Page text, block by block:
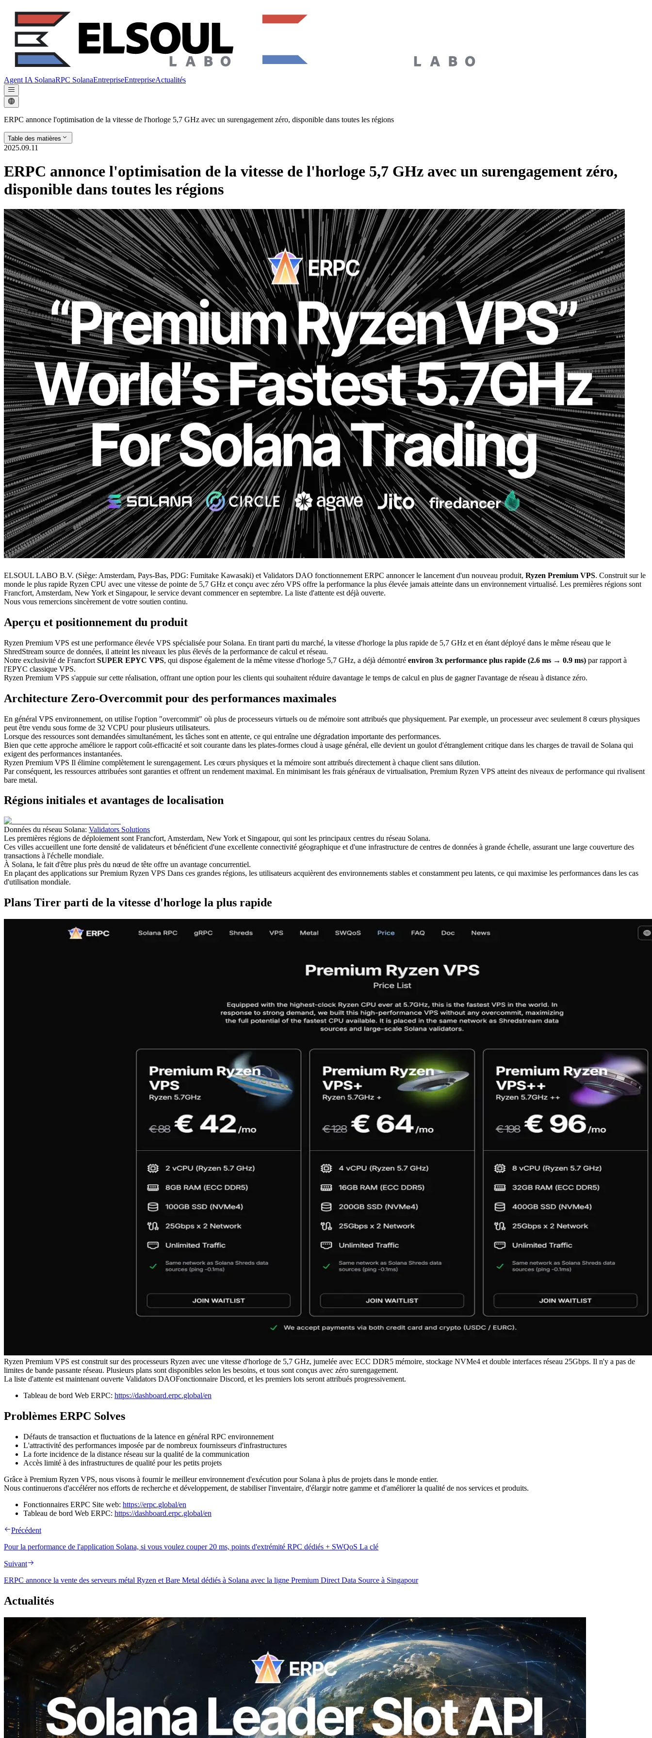
Agent IA SolanaRPC SolanaEntrepriseEntrepriseActualités
ERPC annonce l'optimisation de la vitesse de l'horloge 5,7 GHz avec un surengagement zéro, disponible dans toutes les régions
Table des matières
2025.09.11
ERPC annonce l'optimisation de la vitesse de l'horloge 5,7 GHz avec un surengagement zéro,
disponible dans toutes les régions
ELSOUL LABO B.V. (Siège: Amsterdam, Pays-Bas, PDG: Fumitake Kawasaki) et Validators DAO fonctionnement ERPC annoncer le lancement d'un nouveau produit, Ryzen Premium VPS. Construit sur le
monde le plus rapide Ryzen CPU avec une vitesse de pointe de 5,7 GHz et conçu avec zéro VPS offre la performance la plus élevée jamais atteinte dans un environnement virtualisé. Les premières régions sont
Francfort, Amsterdam, New York et Singapour, le service devant commencer en septembre. La liste d'attente est déjà ouverte.
Nous vous remercions sincèrement de votre soutien continu.
Aperçu et positionnement du produit
Ryzen Premium VPS est une performance élevée VPS spécialisée pour Solana. En tirant parti du marché, la vitesse d'horloge la plus rapide de 5,7 GHz et en étant déployé dans le même réseau que le
ShredStream source de données, il atteint les niveaux les plus élevés de la performance de calcul et réseau.
Notre exclusivité de Francfort SUPER EPYC VPS, qui dispose également de la même vitesse d'horloge 5,7 GHz, a déjà démontré environ 3x performance plus rapide (2.6 ms → 0.9 ms) par rapport à
l'EPYC classique VPS.
Ryzen Premium VPS s'appuie sur cette réalisation, offrant une option pour les clients qui souhaitent réduire davantage le temps de calcul en plus de gagner l'avantage de réseau à distance zéro.
Architecture Zero-Overcommit pour des performances maximales
En général VPS environnement, on utilise l'option "overcommit" où plus de processeurs virtuels ou de mémoire sont attribués que physiquement. Par exemple, un processeur avec seulement 8 cœurs physiques
peut être vendu sous forme de 32 VCPU pour plusieurs utilisateurs.
Lorsque des ressources sont demandées simultanément, les tâches sont en attente, ce qui entraîne une dégradation importante des performances.
Bien que cette approche améliore le rapport coût-efficacité et soit courante dans les plates-formes cloud à usage général, elle devient un goulot d'étranglement critique dans les charges de travail de Solana qui
exigent des performances instantanées.
Ryzen Premium VPS Il élimine complètement le surengagement. Les cœurs physiques et la mémoire sont attribués directement à chaque client sans dilution.
Par conséquent, les ressources attribuées sont garanties et offrent un rendement maximal. En minimisant les frais généraux de virtualisation, Premium Ryzen VPS atteint des niveaux de performance qui rivalisent
bare metal.
Régions initiales et avantages de localisation
Données du réseau Solana: Validators Solutions
Les premières régions de déploiement sont Francfort, Amsterdam, New York et Singapour, qui sont les principaux centres du réseau Solana.
Ces villes accueillent une forte densité de validateurs et bénéficient d'une excellente connectivité géographique et d'une infrastructure de centres de données à grande échelle, assurant une large couverture des
transactions à l'échelle mondiale.
À Solana, le fait d'être plus près du nœud de tête offre un avantage concurrentiel.
En plaçant des applications sur Premium Ryzen VPS Dans ces grandes régions, les utilisateurs acquièrent des environnements stables et constamment peu latents, ce qui maximise les performances dans les cas
d'utilisation mondiale.
Plans Tirer parti de la vitesse d'horloge la plus rapide
Ryzen Premium VPS est construit sur des processeurs Ryzen avec une vitesse d'horloge de 5,7 GHz, jumelée avec ECC DDR5 mémoire, stockage NVMe4 et double interfaces réseau 25Gbps. Il n'y a pas de
limites de bande passante réseau. Plusieurs plans sont disponibles selon les besoins, et tous sont conçus avec zéro surengagement.
La liste d'attente est maintenant ouverte Validators DAOFonctionnaire Discord, et les premiers lots seront attribués progressivement.
Tableau de bord Web ERPC: https://dashboard.erpc.global/en
Problèmes ERPC Solves
Défauts de transaction et fluctuations de la latence en général RPC environnement
L'attractivité des performances imposée par de nombreux fournisseurs d'infrastructures
La forte incidence de la distance réseau sur la qualité de la communication
Accès limité à des infrastructures de qualité pour les petits projets
Grâce à Premium Ryzen VPS, nous visons à fournir le meilleur environnement d'exécution pour Solana à plus de projets dans le monde entier.
Nous continuerons d'accélérer nos efforts de recherche et développement, de stabiliser l'inventaire, d'élargir notre gamme et d'améliorer la qualité de nos services et produits.
Fonctionnaires ERPC Site web: https://erpc.global/en
Tableau de bord Web ERPC: https://dashboard.erpc.global/en
Précédent
Pour la performance de l'application Solana, si vous voulez couper 20 ms, points d'extrémité RPC dédiés + SWQoS La clé
Suivant
ERPC annonce la vente des serveurs métal Ryzen et Bare Metal dédiés à Solana avec la ligne Premium Direct Data Source à Singapour
Actualités